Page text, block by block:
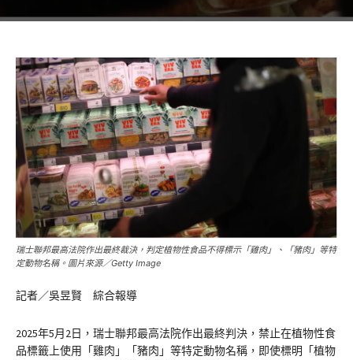
瑞士聯邦最高法院作出最終裁決，判定植物性食品不得標示「雞肉」、「豬肉」等特
定動物名稱。圖片來源／Getty Image
記者／吳昱賢 綜合報導
2025年5月2日，瑞士聯邦最高法院作出最終判決，禁止在植物性食
品標籤上使用「雞肉」「豬肉」等特定動物名稱，即使標明「植物